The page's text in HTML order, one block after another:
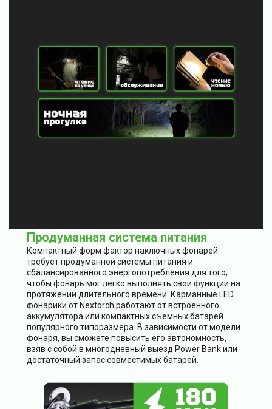
Продуманная система питания
Компактный форм фактор наключных фонарей
требует продуманной системы питания и
сбалансированного энергопотребления для того,
чтобы фонарь мог легко выполнять свои функции на
протяжении длительного времени. Карманные LED
фонарики от Nextorch работают от встроенного
аккумулятора или компактных съемных батарей
популярного типоразмера. В зависимости от модели
фонаря, вы сможете повысить его автономность,
взяв с собой в многодневный выезд Power Bank или
достаточный запас совместимых батарей.